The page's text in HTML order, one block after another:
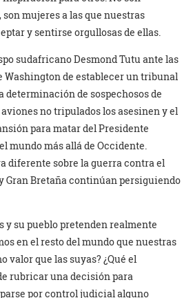
mujeres a las que nuestras
y sentirse orgullosas de ellas.
sudafricano Desmond Tutu ante las
Washington de establecer un tribunal
determinación de sospechosos de
no tripulados los asesinen y el
para matar del Presidente
mundo más allá de Occidente.
diferente sobre la guerra contra el
Gran Bretaña continúan persiguiendo
y su pueblo pretenden realmente
en el resto del mundo que nuestras
valor que las suyas? ¿Qué el
rubricar una decisión para
por control judicial alguno